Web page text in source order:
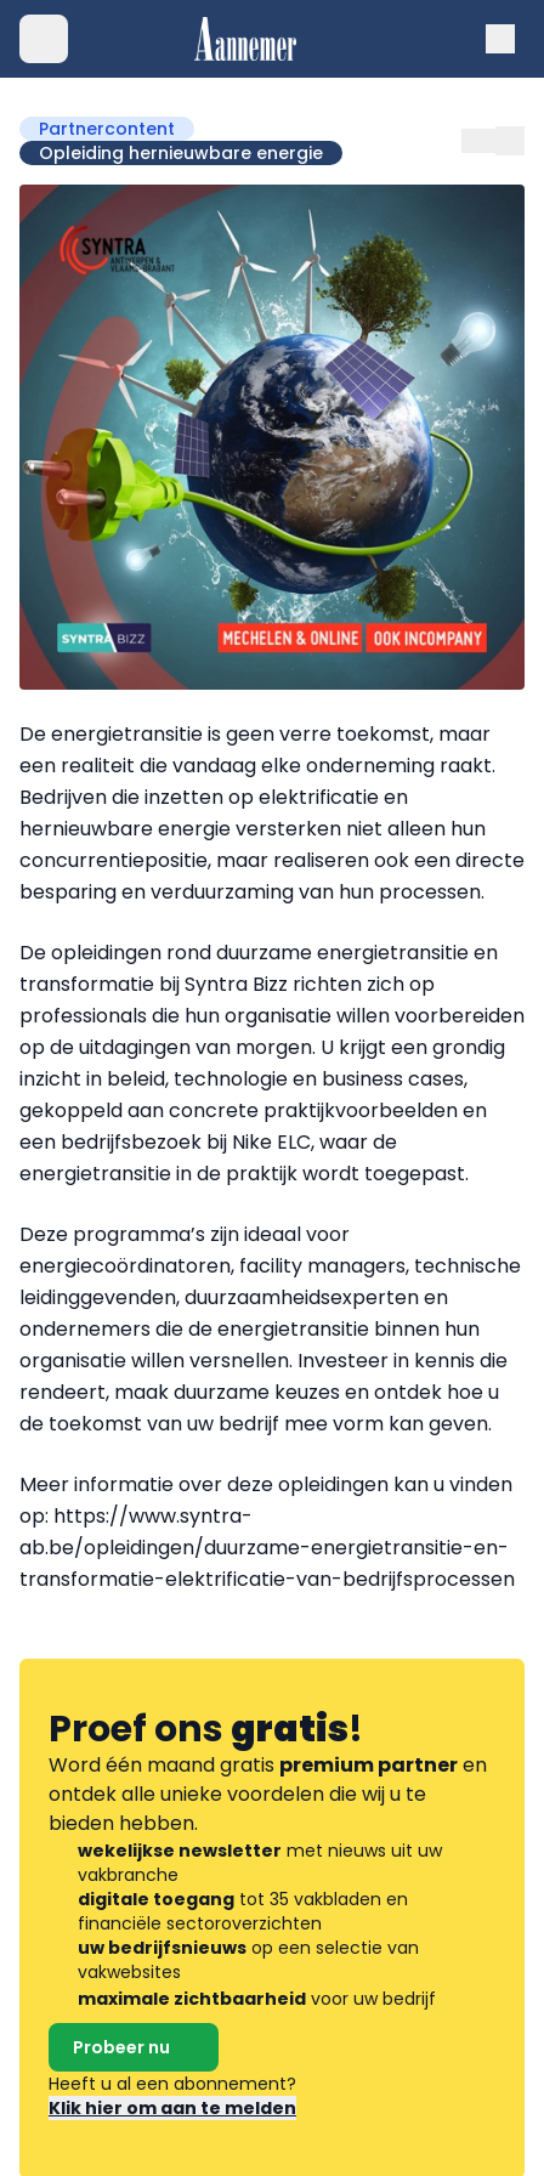
Partnercontent
Opleiding hernieuwbare energie
De energietransitie is geen verre toekomst, maar
een realiteit die vandaag elke onderneming raakt.
Bedrijven die inzetten op elektrificatie en
hernieuwbare energie versterken niet alleen hun
concurrentiepositie, maar realiseren ook een directe
besparing en verduurzaming van hun processen.
De opleidingen rond duurzame energietransitie en
transformatie bij Syntra Bizz richten zich op
professionals die hun organisatie willen voorbereiden
op de uitdagingen van morgen. U krijgt een grondig
inzicht in beleid, technologie en business cases,
gekoppeld aan concrete praktijkvoorbeelden en
een bedrijfsbezoek bij Nike ELC, waar de
energietransitie in de praktijk wordt toegepast.
Deze programma’s zijn ideaal voor
energiecoördinatoren, facility managers, technische
leidinggevenden, duurzaamheidsexperten en
ondernemers die de energietransitie binnen hun
organisatie willen versnellen. Investeer in kennis die
rendeert, maak duurzame keuzes en ontdek hoe u
de toekomst van uw bedrijf mee vorm kan geven.
Meer informatie over deze opleidingen kan u vinden
op: https://www.syntra-
ab.be/opleidingen/duurzame-energietransitie-en-
transformatie-elektrificatie-van-bedrijfsprocessen
Proef onsgratis!
Word één maand gratis premium partneren
ontdek alle unieke voordelen die wij u te
bieden hebben.
wekelijkse newsletter met nieuws uit uw
vakbranche
digitale toegang tot 35 vakbladen en
financiële sectoroverzichten
uw bedrijfsnieuws op een selectie van
vakwebsites
maximale zichtbaarheid voor uw bedrijf
Probeer nu
Heeft u al een abonnement?
Klik hier om aan te melden